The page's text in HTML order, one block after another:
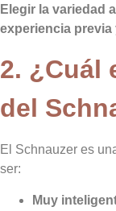
Elegir la variedad
experiencia previa
2. ¿Cuál
del
El Schnauzer es
ser:
Muy